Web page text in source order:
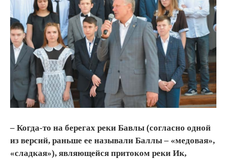
– Когда-то на берегах реки Бавлы (согласно одной
из версий, раньше ее называли Баллы – «медовая»,
«сладкая»), являющейся притоком реки Ик,